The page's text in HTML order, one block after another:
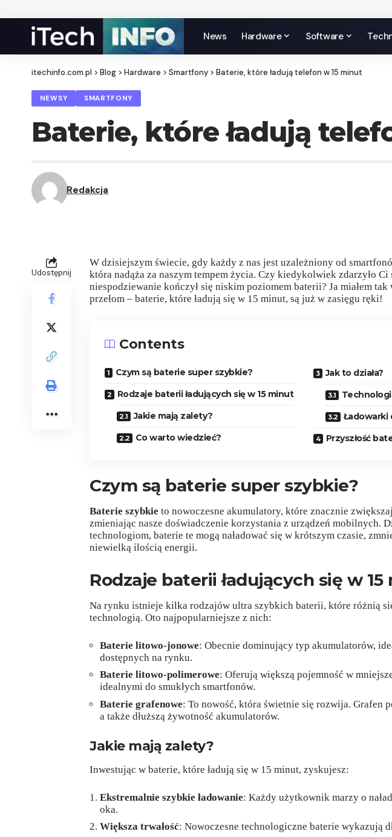
News Hardware Software
itechinfo.com.pl > Blog > Hardware > Smartfony > Baterie, które ładują telefon w 15 minut
NEWSY SMARTFONY
Baterie, które ładują
Redakcja
Udostępnij
W dzisiejszym świecie, gdy każdy z nas jest uzależniony od
która nadąża za naszym tempem życia. Czy kiedykolwiek zdarzyło
niespodziewanie kończył się niskim poziomem baterii? Ja miałem
przełom – baterie, które ładują się w 15 minut, są już w zasięgu ręki!
Contents
Czym są baterie super szybkie?
Rodzaje baterii ładujących się w 15 minut
Jakie mają zalety?
Co warto wiedzieć?
Jak to działa?
Przyszłość
Czym są baterie super szybkie?
Baterie szybkie to nowoczesne akumulatory, które znacznie
zmieniając nasze doświadczenie korzystania z urządzeń mobilnych.
technologiom, baterie te mogą naładować się w krótszym czasie,
niewielką ilością energii.
Rodzaje baterii ładujących się w
Na rynku istnieje kilka rodzajów ultra szybkich baterii, które różnią
technologią. Oto najpopularniejsze z nich:
Baterie litowo-jonowe: Obecnie dominujący typ akumulatorów,
dostępnych na rynku.
Baterie litowo-polimerowe: Oferują większą pojemność w
idealnymi do smukłych smartfonów.
Baterie grafenowe: To nowość, która świetnie się rozwija. Grafen
a także dłuższą żywotność akumulatorów.
Jakie mają zalety?
Inwestując w baterie, które ładują się w 15 minut, zyskujesz:
Ekstremalnie szybkie ładowanie: Każdy użytkownik marzy o
oka.
Większa trwałość: Nowoczesne technologiczne baterie wykazują